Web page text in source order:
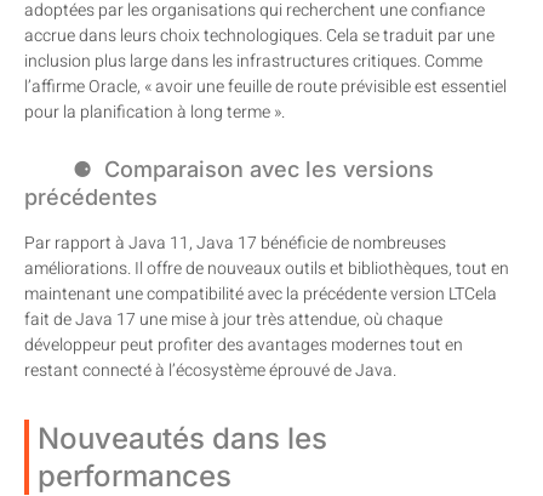
adoptées par les organisations qui recherchent une confiance
accrue dans leurs choix technologiques. Cela se traduit par une
inclusion plus large dans les infrastructures critiques. Comme
l’affirme Oracle, « avoir une feuille de route prévisible est essentiel
pour la planification à long terme ».
Comparaison avec les versions
précédentes
Par rapport à Java 11, Java 17 bénéficie de nombreuses
améliorations. Il offre de nouveaux outils et bibliothèques, tout en
maintenant une compatibilité avec la précédente version LTCela
fait de Java 17 une mise à jour très attendue, où chaque
développeur peut profiter des avantages modernes tout en
restant connecté à l’écosystème éprouvé de Java.
Nouveautés dans les
performances